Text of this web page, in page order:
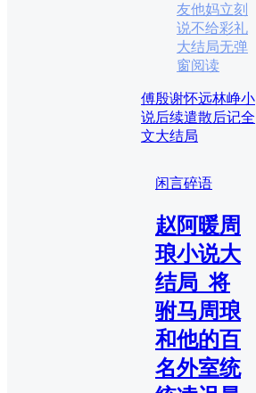
友他妈立刻
说不给彩礼
大结局无弹
窗阅读
傅殷谢怀远林峥小
说后续遣散后记全
文大结局
闲言碎语
赵阿暖周
琅小说大
结局_将
驸马周琅
和他的百
名外室统